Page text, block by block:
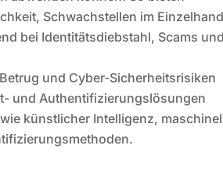
Schwachstellen im
bei Identitätsdiebstahl, Scams und
und Cyber-Sicherheitsrisiken
und Authentifizierungslösungen
künstlicher Intelligenz,